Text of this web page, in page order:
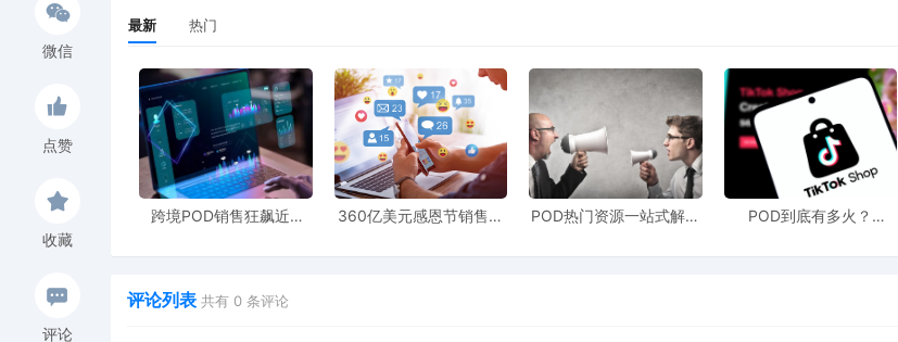
同数量SKU，但禁止同一主体多店铺销售同款、仅包装不同产品跨类目上架、相同产品分规格销售等
行为。值得注意的是，不同主体（完全独立公司/法人）销售同款产品不被视为重复铺货，但因Temu账
号关联政策，一账号违规可能牵连其他账号。
平台将于11月1日正式执行处置措施，建议卖家通过修改规格、下架旧链接重新上架等方式整改，高浓
度重复铺货店铺需考虑放弃部分账号。此次严查源于电商旺季资源紧张及欧盟监管压力，旨在优化资源
配置并规避合规风险。
微信
点赞
收藏
评论
最新 热门
跨境POD销售狂飙近5
360亿美元感恩节销售额
POD热门资源一站式解决
POD到底有多火？
评论列表 共有 0 条评论